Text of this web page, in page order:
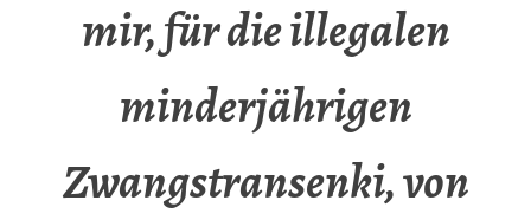
mir, für die illegalen
minderjährigen
Zwangstransenki, von